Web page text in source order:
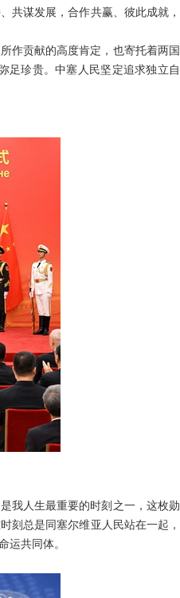
共谋发展，合作共赢、彼此成就，
作贡献的高度肯定，也寄托着两国
足珍贵。中塞人民坚定追求独立自
我人生最重要的时刻之一，这枚勋
刻总是同塞尔维亚人民站在一起，
运共同体。